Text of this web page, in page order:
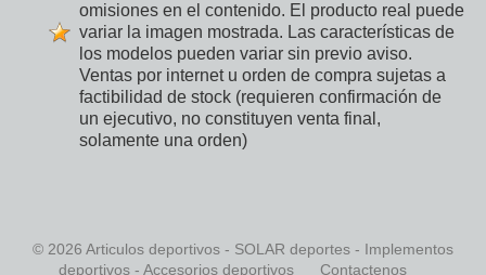
omisiones en el contenido. El producto real puede
variar la imagen mostrada. Las características de
los modelos pueden variar sin previo aviso.
Ventas por internet u orden de compra sujetas a
factibilidad de stock (requieren confirmación de
un ejecutivo, no constituyen venta final,
solamente una orden)
© 2026 Articulos deportivos - SOLAR deportes - Implementos
deportivos - Accesorios deportivos
Contactenos